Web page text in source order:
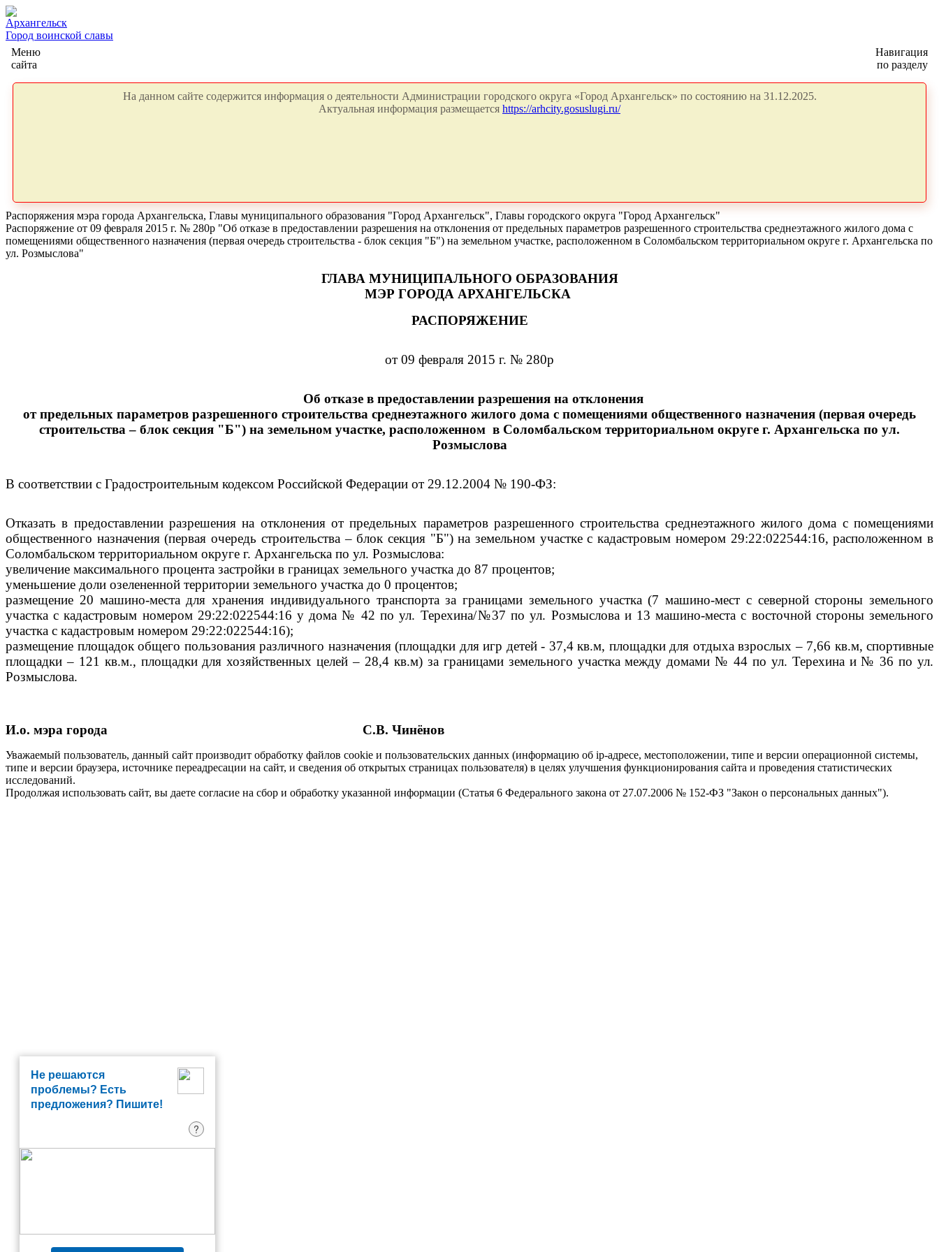
Архангельск
Город воинской славы
Меню
сайта
Навигация
по разделу
На данном сайте содержится информация о деятельности Администрации городского округа «Город Архангельск» по состоянию на 31.12.2025.
Актуальная информация размещается https://arhcity.gosuslugi.ru/
Распоряжения мэра города Архангельска, Главы муниципального образования "Город Архангельск", Главы городского округа "Город Архангельск"
Распоряжение от 09 февраля 2015 г. № 280р "Об отказе в предоставлении разрешения на отклонения от предельных параметров разрешенного строительства среднеэтажного жилого дома с
помещениями общественного назначения (первая очередь строительства - блок секция "Б") на земельном участке, расположенном в Соломбальском территориальном округе г. Архангельска по
ул. Розмыслова"
ГЛАВА МУНИЦИПАЛЬНОГО ОБРАЗОВАНИЯ
МЭР ГОРОДА АРХАНГЕЛЬСКА
РАСПОРЯЖЕНИЕ
от 09 февраля 2015 г. № 280р
Об отказе в предоставлении разрешения на отклонения
от предельных параметров разрешенного строительства среднеэтажного жилого дома с помещениями общественного назначения (первая очередь
строительства – блок секция "Б") на земельном участке, расположенном в Соломбальском территориальном округе г. Архангельска по ул.
Розмыслова
В соответствии с Градостроительным кодексом Российской Федерации от 29.12.2004 № 190-ФЗ:
Отказать в предоставлении разрешения на отклонения от предельных параметров разрешенного строительства среднеэтажного жилого дома с помещениями
общественного назначения (первая очередь строительства – блок секция "Б") на земельном участке с кадастровым номером 29:22:022544:16, расположенном в
Соломбальском территориальном округе г. Архангельска по ул. Розмыслова:
увеличение максимального процента застройки в границах земельного участка до 87 процентов;
уменьшение доли озелененной территории земельного участка до 0 процентов;
размещение 20 машино-места для хранения индивидуального транспорта за границами земельного участка (7 машино-мест с северной стороны земельного
участка с кадастровым номером 29:22:022544:16 у дома № 42 по ул. Терехина/№37 по ул. Розмыслова и 13 машино-места с восточной стороны земельного
участка с кадастровым номером 29:22:022544:16);
размещение площадок общего пользования различного назначения(площадки для игр детей - 37,4 кв.м, площадки для отдыха взрослых – 7,66 кв.м, спортивные
площадки – 121 кв.м., площадки для хозяйственных целей – 28,4 кв.м) за границами земельного участка между домами № 44 по ул. Терехина и № 36 по ул.
Розмыслова.
И.о. мэра города С.В. Чинёнов
Уважаемый пользователь, данный сайт производит обработку файлов cookie и пользовательских данных (информацию об ip-адресе, местоположении, типе и версии операционной системы,
типе и версии браузера, источнике переадресации на сайт, и сведения об открытых страницах пользователя) в целях улучшения функционирования сайта и проведения статистических
исследований.
Продолжая использовать сайт, вы даете согласие на сбор и обработку указанной информации (Статья 6 Федерального закона от 27.07.2006 № 152-ФЗ "Закон о персональных данных").
Не решаются
проблемы? Есть
предложения? Пишите!
?